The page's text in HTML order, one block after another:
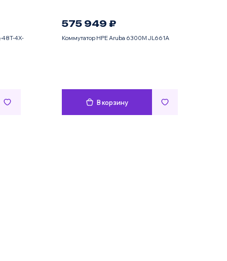
48T-4X-
575 949 ₽
Коммутатор HPE Aruba 6300M JL661A
В корзину